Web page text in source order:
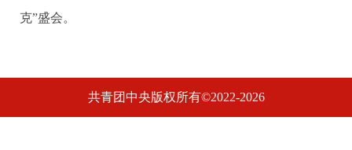
克”盛会。
共青团中央版权所有©2022-2026